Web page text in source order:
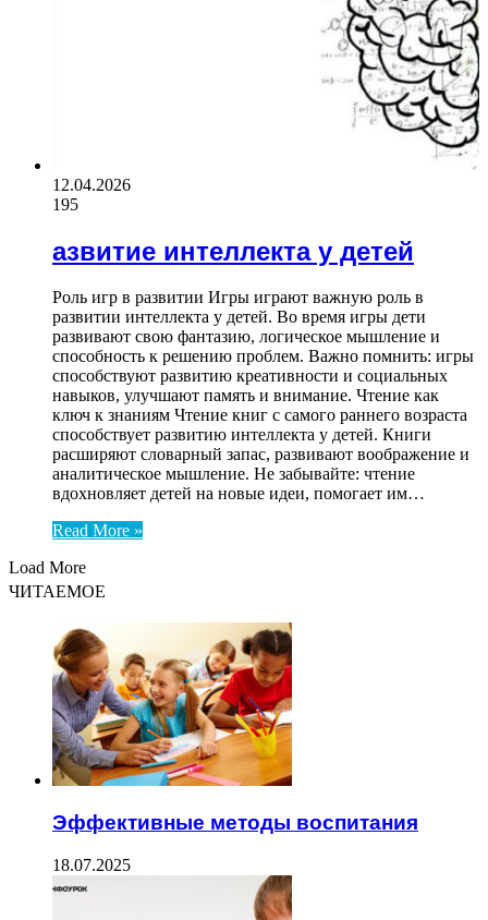
12.04.2026
195
азвитие интеллекта у детей
Роль игр в развитии Игры играют важную роль в
развитии интеллекта у детей. Во время игры дети
развивают свою фантазию, логическое мышление и
способность к решению проблем. Важно помнить: игры
способствуют развитию креативности и социальных
навыков, улучшают память и внимание. Чтение как
ключ к знаниям Чтение книг с самого раннего возраста
способствует развитию интеллекта у детей. Книги
расширяют словарный запас, развивают воображение и
аналитическое мышление. Не забывайте: чтение
вдохновляет детей на новые идеи, помогает им…
Read More »
Load More
ЧИТАЕМОЕ
Эффективные методы воспитания
18.07.2025